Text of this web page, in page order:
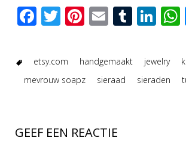
Facebook
Twitter
Pinterest
Email
etsy.com handgemaakt jewelry
mevrouw soapz
sieraad sieraden
GEEF EEN REACTIE